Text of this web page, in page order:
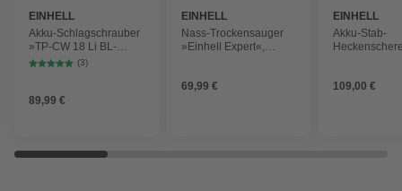
EINHELL
Akku-Schlagschrauber
»TP-CW 18 Li BL-
Solo«, 18 V, ohne Akku
(3)
89,99 €
EINHELL
Nass-Trockensauger
»Einhell Expert«,
m³/min
69,99 €
EINHELL
Akku-Stab-
109,00 €